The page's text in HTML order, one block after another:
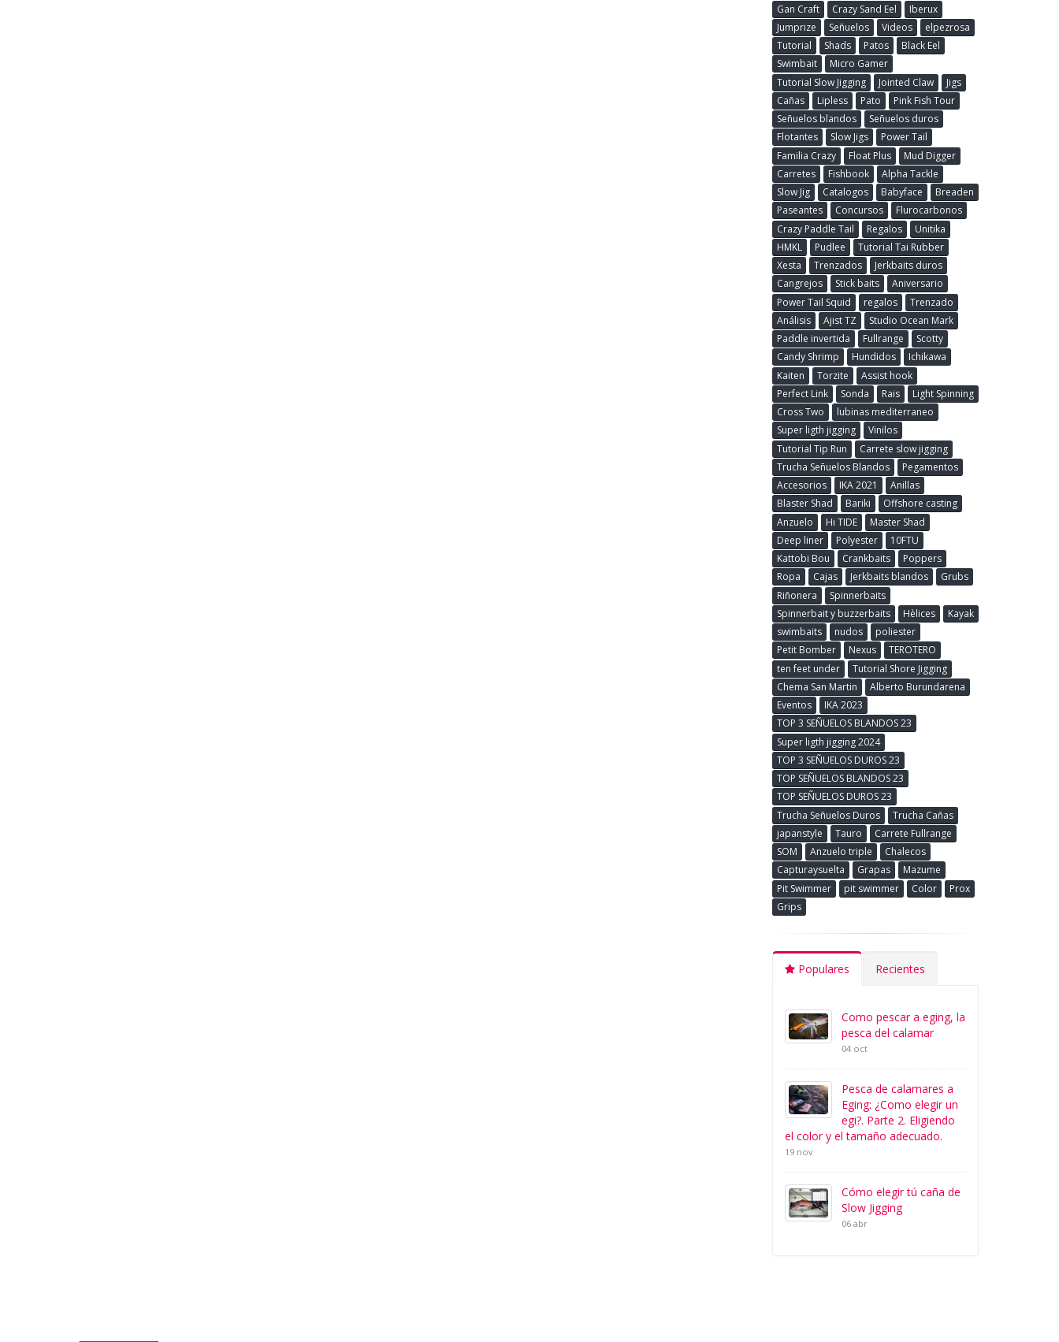
Gan Craft
Crazy Sand Eel
Iberux
Jumprize
Señuelos Videos
elpezrosa
Tutorial
Shads Patos
Black Eel
Swimbait
Micro Gamer
Tutorial Slow Jigging
Jointed Claw
Jigs
Cañas
Lipless Pato
Pink Fish Tour
Señuelos blandos
Señuelos duros
Flotantes
Slow Jigs
Power Tail
Familia Crazy
Float Plus
Mud Digger
Carretes
Fishbook
Alpha Tackle
Slow Jig
Catalogos Babyface
Breaden
Paseantes
Concursos
Flurocarbonos
Crazy Paddle Tail
Regalos
Unitika
HMKL
Pudlee
Tutorial Tai Rubber
Xesta
Trenzados
Jerkbaits duros
Cangrejos
Stick baits
Aniversario
Power Tail Squid
regalos
Trenzado
Análisis
Ajist TZ
Studio Ocean Mark
Paddle invertida
Fullrange
Scotty
Candy Shrimp
Hundidos
Ichikawa
Kaiten
Torzite
Assist hook
Perfect Link
Sonda Rais
Light Spinning
Cross Two
lubinas mediterraneo
Super ligth jigging
Vinilos
Tutorial Tip Run
Carrete slow jigging
Trucha Señuelos Blandos
Pegamentos
Accesorios
IKA 2021
Anillas
Blaster Shad
Bariki
Offshore casting
Anzuelo
Hi TIDE
Master Shad
Deep liner
Polyester
10FTU
Kattobi Bou
Crankbaits
Poppers
Ropa
Cajas Jerkbaits blandos
Grubs
Riñonera
Spinnerbaits
Spinnerbait y buzzerbaits
Hèlices
Kayak
swimbaits
nudos
poliester
Petit Bomber
Nexus
TEROTERO
ten feet under
Tutorial Shore Jigging
Chema San Martin
Alberto Burundarena
Eventos
IKA 2023
TOP 3 SEÑUELOS BLANDOS 23
Super ligth jigging 2024
TOP 3 SEÑUELOS DUROS 23
TOP SEÑUELOS BLANDOS 23
TOP SEÑUELOS DUROS 23
Trucha Señuelos Duros
Trucha Cañas
japanstyle
Tauro
Carrete Fullrange
SOM
Anzuelo triple
Chalecos
Capturaysuelta
Grapas
Mazume
Pit Swimmer
pit swimmer Color
Prox
Grips
Populares Recientes
Como pescar a eging, la
pesca del calamar
04 oct
Pesca de calamares a
Eging: ¿Como elegir un
egi?. Parte 2. Eligiendo
el color y el tamaño adecuado.
19 nov
Cómo elegir tú caña de
Slow Jigging
06 abr